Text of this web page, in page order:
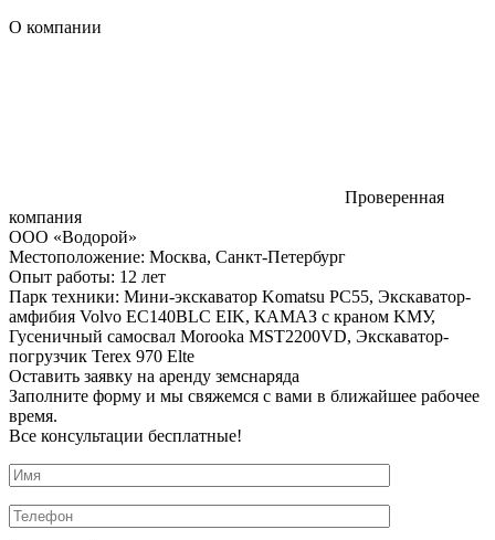
О компании
Проверенная
компания
ООО «Водорой»
Местоположение: Москва, Санкт-Петербург
Опыт работы: 12 лет
Парк техники: Мини-экскаватор Komatsu PC55, Экскаватор-
амфибия Volvo EC140BLC EIK, КАМАЗ с краном KМУ,
Гусеничный самосвал Morooka MST2200VD, Экскаватор-
погрузчик Terex 970 Elte
Оставить заявку на аренду земснаряда
Заполните форму и мы свяжемся с вами в ближайшее рабочее
время.
Все консультации бесплатные!